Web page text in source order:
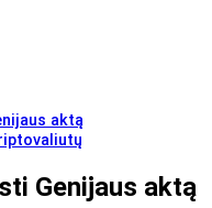
aktą
Genijaus aktą